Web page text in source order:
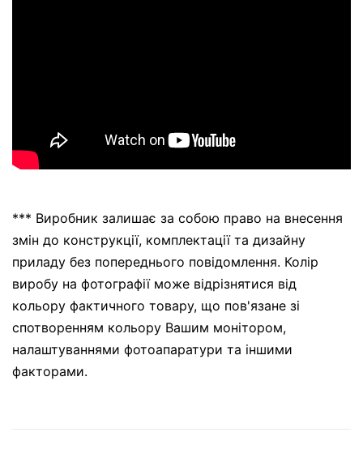
*** Виробник залишає за собою право на внесення
змін до конструкції, комплектації та дизайну
приладу без попереднього повідомлення. Колір
виробу на фотографії може відрізнятися від
кольору фактичного товару, що пов'язане зі
спотворенням кольору Вашим монітором,
налаштуваннями фотоапаратури та іншими
факторами.